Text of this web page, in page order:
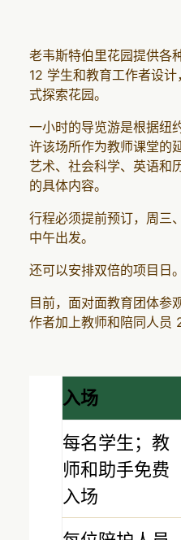
老韦斯特伯里花园提供各
12 学生和教育工作者设
式探索花园。
一小时的导览游是根据纽
许该场所作为教师课堂的
艺术、社会科学、英语和
的具体内容。
行程必须提前预订，周三
中午出发。
还可以安排双倍的项目日。
目前，面对面教育团体参
作者加上教师和陪同人员
入场
每名学生；教
师和助手免费
入场